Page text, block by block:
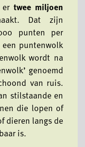
twee miljoen
Dat zijn
punten per
puntenwolk
wordt na
genoemd
van ruis.
stilstaande en
die lopen of
dieren langs de
is.